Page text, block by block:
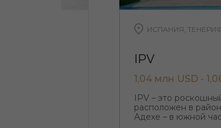
ИСПАНИЯ,
IPV
1,04 млн USD -
IPV – это
расположен в
Адехе – в южной